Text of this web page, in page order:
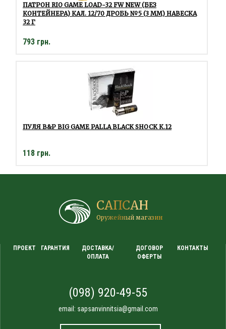
ПАТРОН RIO GAME LOAD-32 FW NEW (БЕЗ
КОНТЕЙНЕРА) КАЛ. 12/70 ДРОБЬ №5 (3 ММ) НАВЕСКА
32 Г
793 грн.
ПУЛЯ B&P BIG GAME PALLA BLACK SHOCK К.12
118 грн.
САПСАН
Оружейный магазин
ПРОЕКТ ГАРАНТИЯ
ДОСТАВКА/
ОПЛАТА
ДОГОВОР
ОФЕРТЫ
КОНТАКТЫ
(098) 920-49-55
email: sapsanvinnitsia@gmail.com